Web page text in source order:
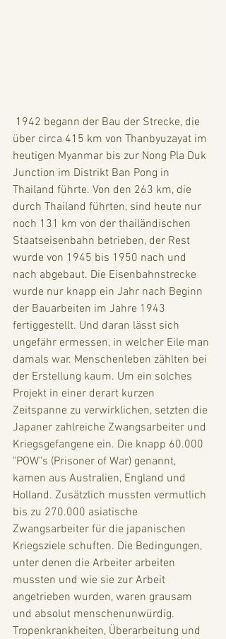
über circa 415 km von Thanbyuzayat im
heutigen Myanmar bis zur Nong Pla Duk
Junction im Distrikt Ban Pong in
Thailand führte. Von den 263 km, die
durch Thailand führten, sind heute nur
noch 131 km von der thailändischen
Staatseisenbahn betrieben, der Rest
wurde von 1945 bis 1950 nach und
nach abgebaut. Die Eisenbahnstrecke
wurde nur knapp ein Jahr nach Beginn
der Bauarbeiten im Jahre 1943
fertiggestellt. Und daran lässt sich
ungefähr ermessen, in welcher Eile man
damals war. Menschenleben zählten bei
der Erstellung kaum. Um ein solches
Projekt in einer derart kurzen
Zeitspanne zu verwirklichen, setzten die
Japaner zahlreiche Zwangsarbeiter und
Kriegsgefangene ein. Die knapp 60.000
"POW"s (Prisoner of War) genannt,
kamen aus Australien, England und
Holland. Zusätzlich mussten vermutlich
bis zu 270.000 asiatische
Zwangsarbeiter für die japanischen
Kriegsziele schuften. Die Bedingungen,
unter denen die Arbeiter arbeiten
mussten und wie sie zur Arbeit
angetrieben wurden, waren grausam
und absolut menschenunwürdig.
Tropenkrankheiten, Überarbeitung und